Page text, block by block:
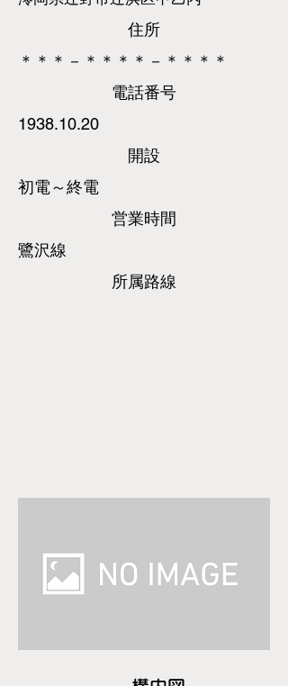
​住所
＊＊＊－＊＊＊＊－＊＊＊＊
​電話番号
1938.10.20
​開設
初電～終電
営業時間
鷺沢線
所属路線